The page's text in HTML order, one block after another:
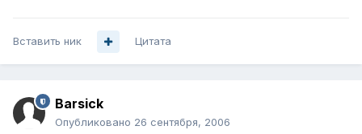
Вставить ник Цитата
Barsick
Опубликовано 26 сентября, 2006